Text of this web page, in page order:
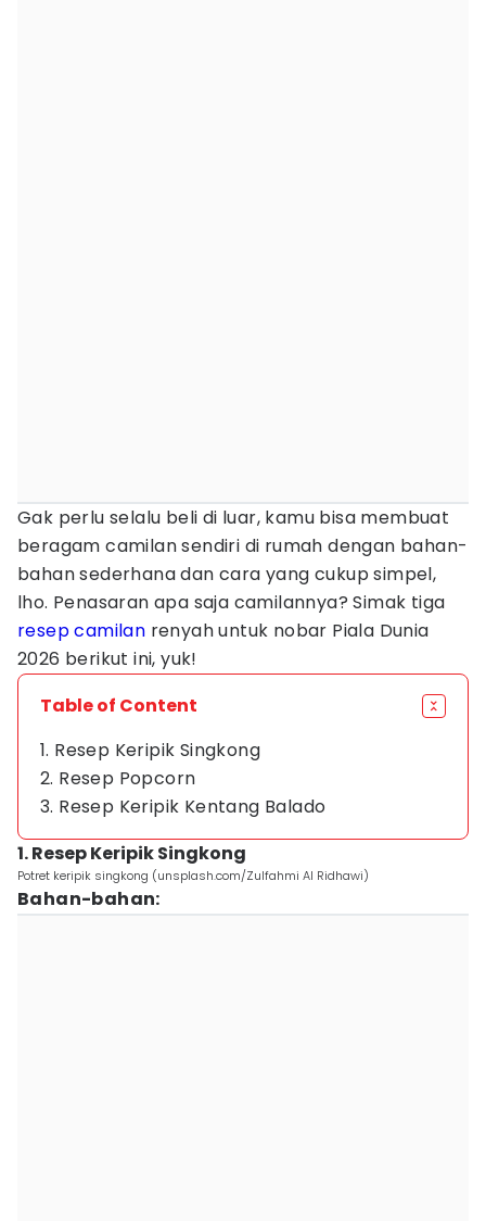
Gak perlu selalu beli di luar, kamu bisa membuat
beragam camilan sendiri di rumah dengan bahan-
bahan sederhana dan cara yang cukup simpel,
lho. Penasaran apa saja camilannya? Simak tiga
resep camilan renyah untuk nobar Piala Dunia
2026 berikut ini, yuk!
Table of Content
1. Resep Keripik Singkong
2. Resep Popcorn
3. Resep Keripik Kentang Balado
1. Resep Keripik Singkong
Potret keripik singkong (unsplash.com/Zulfahmi Al Ridhawi)
Bahan-bahan: